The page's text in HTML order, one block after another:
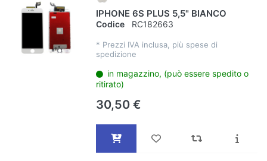
IPHONE 6S PLUS 5,5" BIANCO
Codice RC182663
* Prezzi IVA inclusa, più spese di
spedizione
in magazzino, (può essere spedito o
ritirato)
30,50 €